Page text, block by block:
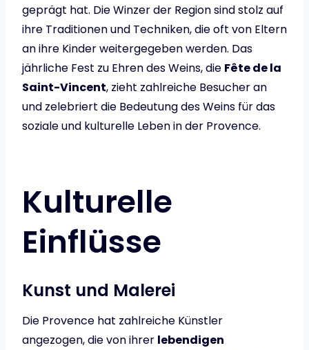
geprägt hat. Die Winzer der Region sind stolz auf
ihre Traditionen und Techniken, die oft von Eltern
an ihre Kinder weitergegeben werden. Das
jährliche Fest zu Ehren des Weins, die Fête de la
Saint-Vincent, zieht zahlreiche Besucher an
und zelebriert die Bedeutung des Weins für das
soziale und kulturelle Leben in der Provence.
Kulturelle
Einflüsse
Kunst und Malerei
Die Provence hat zahlreiche Künstler
angezogen, die von ihrer lebendigen